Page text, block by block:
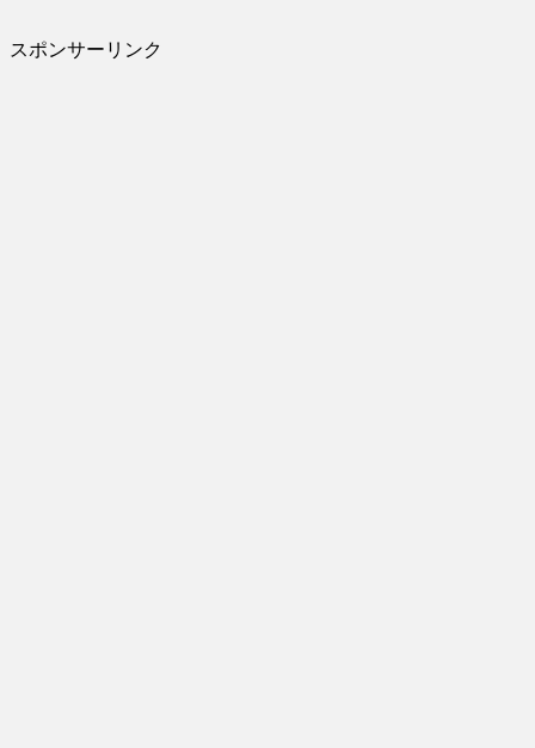
スポンサーリンク